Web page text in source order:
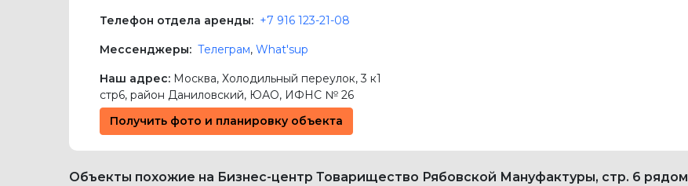
Телефон отдела аренды: +7 916 123-21-08
Мессенджеры: Телеграм, What'sup
Наш адрес: Москва, Холодильный переулок, 3 к1
стр6, район Даниловский, ЮАО, ИФНС № 26
Получить фото и планировку объекта
Объекты похожие на Бизнес-центр Товарищество Рябовской Мануфактуры, стр. 6 рядом